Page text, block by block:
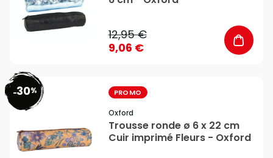
12,95 €
9,06 €
-30% PROMO
Oxford
Trousse ronde ø 6 x 22 cm
Cuir imprimé Fleurs - Oxford